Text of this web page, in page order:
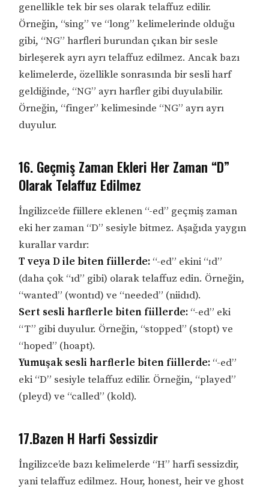
genellikle tek bir ses olarak telaffuz edilir.
Örneğin, “sing” ve “long” kelimelerinde olduğu
gibi, “NG” harfleri burundan çıkan bir sesle
birleşerek ayrı ayrı telaffuz edilmez. Ancak bazı
kelimelerde, özellikle sonrasında bir sesli harf
geldiğinde, “NG” ayrı harfler gibi duyulabilir.
Örneğin, “finger” kelimesinde “NG” ayrı ayrı
duyulur.
16. Geçmiş Zaman Ekleri Her Zaman “D”
Olarak Telaffuz Edilmez
İngilizce’de fiillere eklenen “-ed” geçmiş zaman
eki her zaman “D” sesiyle bitmez. Aşağıda yaygın
kurallar vardır:
T veya D ile biten fiillerde: “-ed” ekini “ɪd”
(daha çok “ıd” gibi) olarak telaffuz edin. Örneğin,
“wanted” (wontıd) ve “needed” (niidıd).
Sert sesli harflerle biten fiillerde: “-ed” eki
“T” gibi duyulur. Örneğin, “stopped” (stopt) ve
“hoped” (hoapt).
Yumuşak sesli harflerle biten fiillerde: “-ed”
eki “D” sesiyle telaffuz edilir. Örneğin, “played”
(pleyd) ve “called” (kold).
17.Bazen H Harfi Sessizdir
İngilizce’de bazı kelimelerde “H” harfi sessizdir,
yani telaffuz edilmez. Hour, honest, heir ve ghost